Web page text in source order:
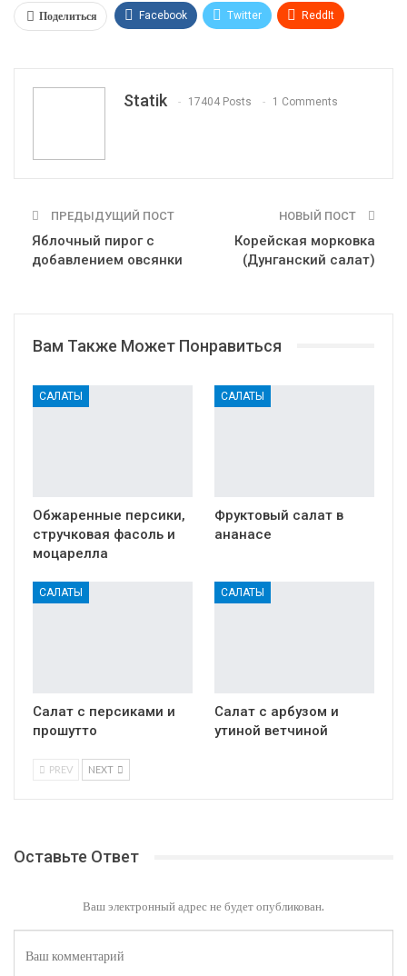
Поделиться Facebook Twitter ReddIt
Statik 17404 Posts 1 Comments
ПРЕДЫДУЩИЙ ПОСТ
Яблочный пирог с
добавлением овсянки
НОВЫЙ ПОСТ
Корейская морковка
(Дунганский салат)
Вам Также Может Понравиться
САЛАТЫ
Обжаренные персики,
стручковая фасоль и
моцарелла
САЛАТЫ
Фруктовый салат в
ананасе
САЛАТЫ
Салат с персиками и
прошутто
САЛАТЫ
Салат с арбузом и
утиной ветчиной
PREV NEXT
Оставьте Ответ
Ваш электронный адрес не будет опубликован.